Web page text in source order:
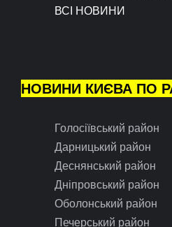
ВСІ НОВИНИ
НОВИНИ КИЄВА ПО
Голосіївський район
Дарницький район
Деснянський район
Дніпровський район
Оболонський район
Печерський район